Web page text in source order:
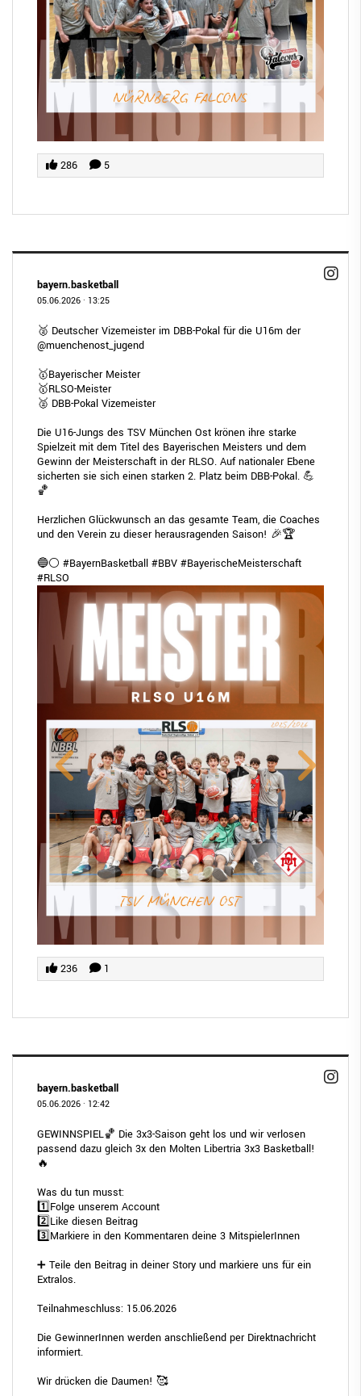
286 5
bayern.basketball
05.06.2026 · 13:25
🥈 Deutscher Vizemeister im DBB-Pokal für die U16m der
@muenchenost_jugend
🥇Bayerischer Meister
🥇RLSO-Meister
🥈 DBB-Pokal Vizemeister
Die U16-Jungs des TSV München Ost krönen ihre starke
Spielzeit mit dem Titel des Bayerischen Meisters und dem
Gewinn der Meisterschaft in der RLSO. Auf nationaler Ebene
sicherten sie sich einen starken 2. Platz beim DBB-Pokal. 💪
🏀
Herzlichen Glückwunsch an das gesamte Team, die Coaches
und den Verein zu dieser herausragenden Saison! 🎉🏆
🔵⚪ #BayernBasketball #BBV #BayerischeMeisterschaft
#RLSO
236 1
bayern.basketball
05.06.2026 · 12:42
GEWINNSPIEL🏀 Die 3x3-Saison geht los und wir verlosen
passend dazu gleich 3x den Molten Libertria 3x3 Basketball!
🔥
Was du tun musst:
1️⃣Folge unserem Account
2️⃣Like diesen Beitrag
3️⃣Markiere in den Kommentaren deine 3 MitspielerInnen
➕ Teile den Beitrag in deiner Story und markiere uns für ein
Extralos.
Teilnahmeschluss: 15.06.2026
Die GewinnerInnen werden anschließend per Direktnachricht
informiert.
Wir drücken die Daumen! 🥰